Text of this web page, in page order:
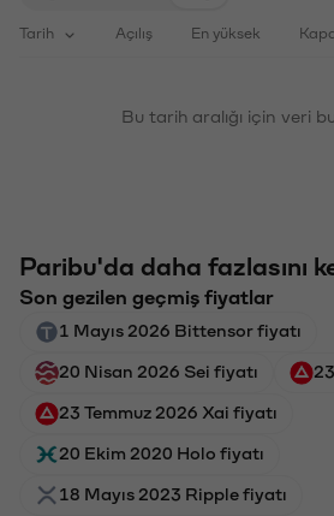
Tarih Açılış En yüksek
Bu tarih aralığı için veri
Paribu'da daha fazlasını
Son gezilen geçmiş fiyatlar
1 Mayıs 2026 Bittensor fiyatı
20 Nisan 2026 Sei fiyatı
23 Temmuz 2026 Xai fiyatı
20 Ekim 2020 Holo fiyatı
18 Mayıs 2023 Ripple fiyatı